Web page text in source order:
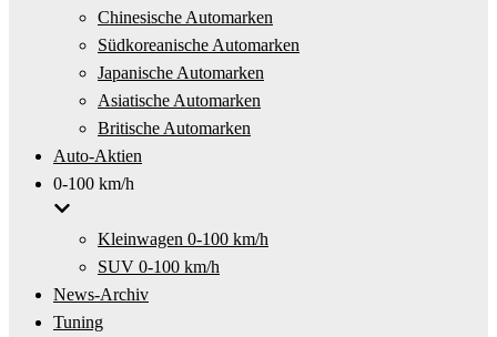
Chinesische Automarken
Südkoreanische Automarken
Japanische Automarken
Asiatische Automarken
Britische Automarken
Auto-Aktien
0-100 km/h
Kleinwagen 0-100 km/h
SUV 0-100 km/h
News-Archiv
Tuning